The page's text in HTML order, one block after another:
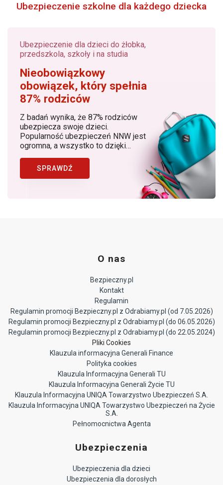
Ubezpieczenie szkolne dla każdego dziecka
Ubezpieczenie dla dzieci do żłobka,
przedszkola, szkoły i na studia
Nieobowiązkowy
obowiązek, który spełnia
87% rodziców
Z badań wynika, że 87% rodziców
ubezpiecza swoje dzieci.
Popularność ubezpieczeń NNW jest
ogromna, a wszystko to dzięki
rodziców, dostępności produktów, w
których znaczącą rolę odgrywa
lider ubezpieczeń NNW dziecka w
SPRAWDŹ
O nas
Bezpieczny.pl
Kontakt
Regulamin
Regulamin promocji Bezpieczny.pl z Odrabiamy.pl (od 7.05.2026)
Regulamin promocji Bezpieczny.pl z Odrabiamy.pl (do 06.05.2026)
Regulamin promocji Bezpieczny.pl z Odrabiamy.pl (do 22.05.2024)
Pliki Cookies
Klauzula informacyjna Generali Finance
Polityka cookies
Klauzula Informacyjna Generali TU
Klauzula Informacyjna Generali Życie TU
Klauzula Informacyjna UNIQA Towarzystwo Ubezpieczeń S.A.
Klauzula Informacyjna UNIQA Towarzystwo Ubezpieczeń na Życie
S.A.
Pełnomocnictwa Agenta
Ubezpieczenia
Ubezpieczenia dla dzieci
Ubezpieczenia dla dorosłych